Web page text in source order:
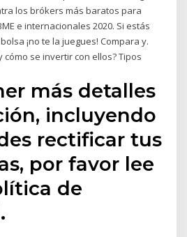
los brókers más baratos para
e internacionales 2020. Si estás
¡no te la juegues! Compara y.
cómo se invertir con ellos? Tipos
más detalles
incluyendo
rectificar tus
por favor lee
de